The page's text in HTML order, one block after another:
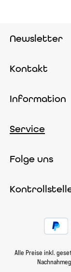
Newsletter
Kontakt
Information
Service
Folge uns
Alle Preise inkl.